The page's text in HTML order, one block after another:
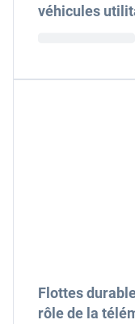
véhicules
Flottes
rôle de la